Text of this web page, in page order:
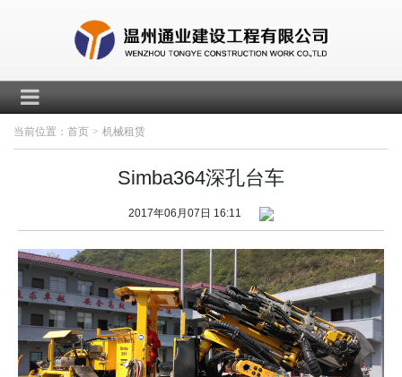
当前位置： 首页 > 机械租赁
Simba364深孔台车
2017年06月07日 16:11